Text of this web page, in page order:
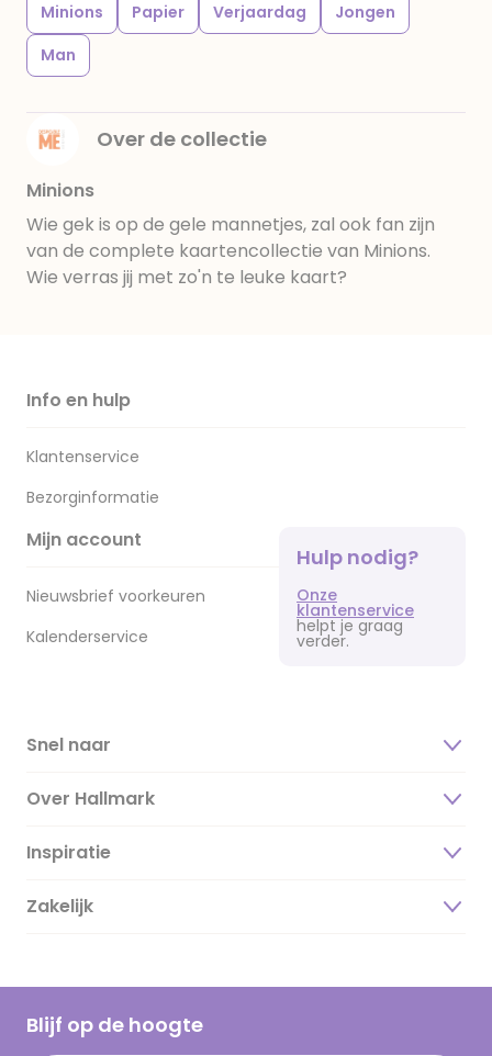
Minions Papier Verjaardag
Jongen
Man
Over de collectie
Minions
Wie gek is op de gele mannetjes, zal ook fan zijn
van de complete kaartencollectie van Minions.
Wie verras jij met zo'n te leuke kaart?
Info en hulp
Klantenservice
Bezorginformatie
Mijn account
Nieuwsbrief voorkeuren
Kalenderservice
Hulp nodig?
Onze
klantenservice
helpt je graag
verder.
Snel naar
Over Hallmark
Over ons
Duurzaamheid
Hallmark Kaartclub
Inspiratie
Magazine
Cadeau inspiratie
Kaartinspiratie
Zakelijk
Blijf op de hoogte